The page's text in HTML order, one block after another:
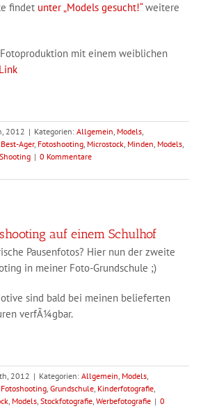
findet unter „Models gesucht!“weitere
mit einem weiblichen
Link
2012 | Kategorien: Allgemein, Models,
Best-Ager, Fotoshooting, Microstock, Minden, Models,
Shooting | 0 Kommentare
auf einem Schulhof
Pausenfotos? Hier nun der zweite
in meiner Foto-Grundschule ;)
sind bald bei meinen belieferten
verfÃ¼gbar.
2012 | Kategorien: Allgemein, Models,
Fotoshooting, Grundschule, Kinderfotografie,
, Models, Stockfotografie, Werbefotografie | 0